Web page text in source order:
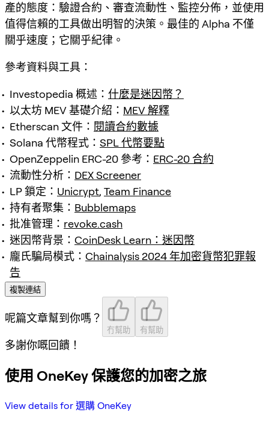
產的態度：驗證合約、審查流動性、監控分佈，並使用
值得信賴的工具做出明智的決策。最佳的 Alpha 不僅
關乎速度；它關乎紀律。
參考資料與工具：
Investopedia 概述： 什麼是迷因幣？
以太坊 MEV 基礎介紹： MEV 解釋
Etherscan 文件： 閱讀合約數據
Solana 代幣程式： SPL 代幣要點
OpenZeppelin ERC-20 參考： ERC-20 合約
流動性分析： DEX Screener
LP 鎖定： Unicrypt, Team Finance
持有者聚集： Bubblemaps
批准管理： revoke.cash
迷因幣背景： CoinDesk Learn：迷因幣
龐氏騙局模式： Chainalysis 2024 年加密貨幣犯罪報
告
複製連結
呢篇文章幫到你嗎？
冇幫助 有幫助
多謝你嘅回饋！
使用 OneKey 保護您的加密之旅
View details for 選購 OneKey